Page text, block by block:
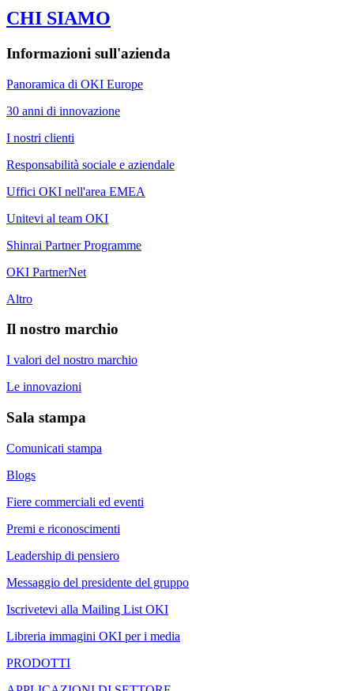
CHI SIAMO
Informazioni sull'azienda
Panoramica di OKI Europe
30 anni di innovazione
I nostri clienti
Responsabilità sociale e aziendale
Uffici OKI nell'area EMEA
Unitevi al team OKI
Shinrai Partner Programme
OKI PartnerNet
Altro
Il nostro marchio
I valori del nostro marchio
Le innovazioni
Sala stampa
Comunicati stampa
Blogs
Fiere commerciali ed eventi
Premi e riconoscimenti
Leadership di pensiero
Messaggio del presidente del gruppo
Iscrivetevi alla Mailing List OKI
Libreria immagini OKI per i media
PRODOTTI